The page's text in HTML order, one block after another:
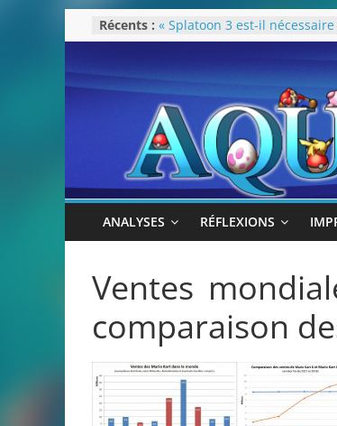
Passer
au
Récents : « Splatoon 3 est-il nécessaire
« Dans les coulisses des JV
Pokémon Écarlate : ceci est
révolution (ou pas) !
Attentes 2023
Rétrospective 2022
ANALYSES RÉFLEXIONS
Ventes
comparaison